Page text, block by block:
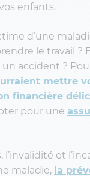
enfants.
d’une
le travail ?
un accident ?
mettre
financière
pour une
l’invalidité et
maladie, la